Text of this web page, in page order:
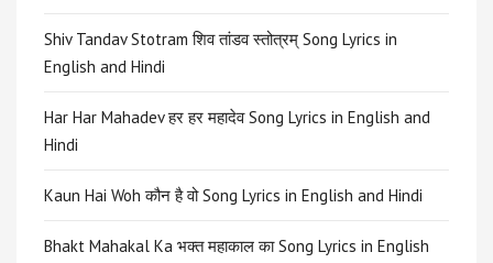
Shiv Tandav Stotram शिव तांडव स्तोत्रम् Song Lyrics in
English and Hindi
Har Har Mahadev हर हर महादेव Song Lyrics in English and
Hindi
Kaun Hai Woh कौन है वो Song Lyrics in English and Hindi
Bhakt Mahakal Ka भक्त महाकाल का Song Lyrics in English